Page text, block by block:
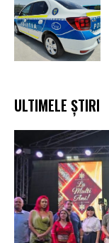
ULTIMELE ȘTIRI